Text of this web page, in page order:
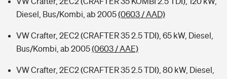
Typklassen: So ist Ihr Auto eingestuft
Sie haben Fragen?
Diesel, Bus/Kombi, ab 2005(0603 / AAD)
VW Crafter, 2EC2 (CRAFTER 35 2.5 TDI), 65 kW, Diesel,
Bus/Kombi, ab 2005(0603 / AAE)
VW Crafter, 2EC2 (CRAFTER 35 2.5 TDI), 80 kW, Diesel,